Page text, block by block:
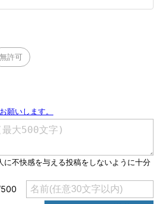
無許可